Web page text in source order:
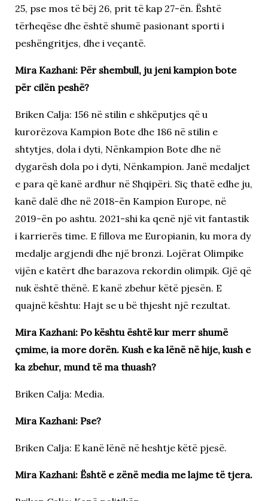
25, pse mos të bëj 26, prit të kap 27-ën. Është
tërheqëse dhe është shumë pasionant sporti i
peshëngritjes, dhe i veçantë.
Mira Kazhani: Për shembull, ju jeni kampion bote
për cilën peshë?
Briken Calja: 156 në stilin e shkëputjes që u
kurorëzova Kampion Bote dhe 186 në stilin e
shtytjes, dola i dyti, Nënkampion Bote dhe në
dygarësh dola po i dyti, Nënkampion. Janë medaljet
e para që kanë ardhur në Shqipëri. Siç thatë edhe ju,
kanë dalë dhe në 2018-ën Kampion Europe, në
2019-ën po ashtu. 2021-shi ka qenë një vit fantastik
i karrierës time. E fillova me Europianin, ku mora dy
medalje argjendi dhe një bronzi. Lojërat Olimpike
vijën e katërt dhe barazova rekordin olimpik. Gjë që
nuk është thënë. E kanë zbehur këtë pjesën. E
quajnë kështu: Hajt se u bë thjesht një rezultat.
Mira Kazhani: Po kështu është kur merr shumë
çmime, ia more dorën. Kush e ka lënë në hije, kush e
ka zbehur, mund të ma thuash?
Briken Calja: Media.
Mira Kazhani: Pse?
Briken Calja: E kanë lënë në heshtje këtë pjesë.
Mira Kazhani: Është e zënë media me lajme të tjera.